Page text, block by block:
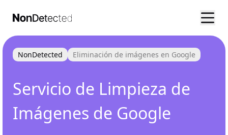
NonDetected Eliminación de imágenes en Google
Servicio de Limpieza de
Imágenes de Google